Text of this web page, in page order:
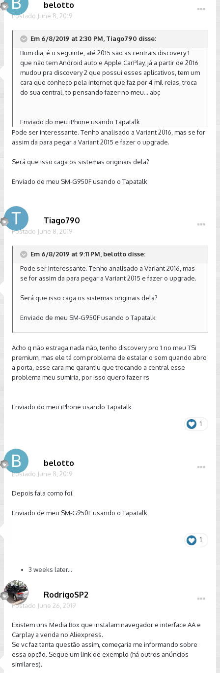
belotto
Postado June 8, 2019
Em 6/8/2019 at 2:30 PM, Tiago790 disse:
Bom dia, é o seguinte, até 2015 são as centrais discovery 1
que não tem Android auto e Apple CarPlay, já a partir de 2016
mudou pra discovery 2 que possui esses aplicativos, tem um
cara que conheço pela internet que faz por 4 mil reias, troca
do sua central, to pensando fazer no meu... abç
Enviado do meu iPhone usando Tapatalk
Pode ser interessante. Tenho analisado a Variant 2016, mas se for
assim da para pegar a Variant 2015 e fazer o upgrade.
Será que isso caga os sistemas originais dela?
Enviado de meu SM-G950F usando o Tapatalk
Tiago790
Postado June 8, 2019
Em 6/8/2019 at 9:11 PM, belotto disse:
Pode ser interessante. Tenho analisado a Variant 2016, mas
se for assim da para pegar a Variant 2015 e fazer o upgrade.
Será que isso caga os sistemas originais dela?
Enviado de meu SM-G950F usando o Tapatalk
Acho q não estraga nada não, tenho discovery pro 1 no meu TSi
premium, mas ele tá com problema de estalar o som quando abro
a porta, esse cara me garantiu que trocando a central esse
problema meu sumiria, por isso quero fazer rs
Enviado do meu iPhone usando Tapatalk
1
belotto
Postado June 8, 2019
Depois fala como foi.
Enviado de meu SM-G950F usando o Tapatalk
1
3 weeks later...
RodrigoSP2
Postado June 26, 2019
Existem uns Media Box que instalam navegador e interface AA e
Carplay a venda no Aliexpress.
Se vc faz tanta questão assim, começaria me informando sobre
essa opção. Segue um link de exemplo (há outros anúncios
similares).